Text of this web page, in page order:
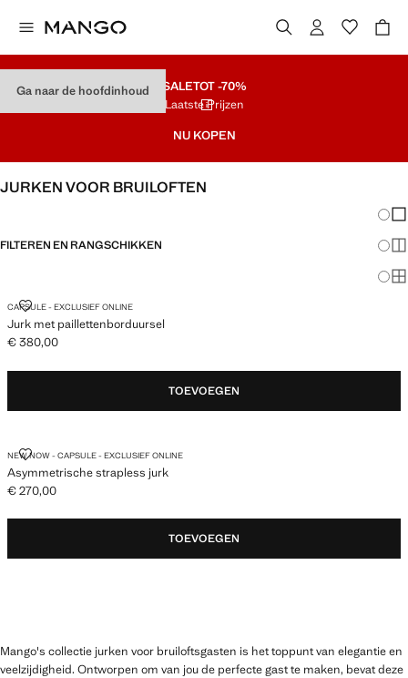
Ga naar de hoofdinhoud SALETOT -70%
Laatste Prijzen
NU KOPEN
JURKEN VOOR BRUILOFTEN
FILTEREN EN RANGSCHIKKEN
CAPSULE - EXCLUSIEF ONLINE
Jurk met paillettenborduursel
JURK MET PAILLETTENBORDUURSEL
Huidige prijs [€ 380,00 ]
€ 380,00
TOEVOEGEN
NEW NOW - CAPSULE - EXCLUSIEF ONLINE
Asymmetrische strapless jurk
ASYMMETRISCHE STRAPLESS JURK
Huidige prijs [€ 270,00 ]
€ 270,00
TOEVOEGEN
Mango's collectie jurken voor bruiloftsgasten is het toppunt van elegantie en
veelzijdigheid. Ontworpen om van jou de perfecte gast te maken, bevat deze